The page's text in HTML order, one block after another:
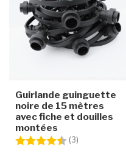
Guirlande guinguette
noire de 15 mètres
avec fiche et douilles
montées
Note:
(3)